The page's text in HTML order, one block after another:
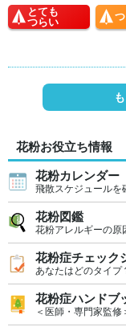
とても
つらい
花粉お役立ち情報
花粉カレンダー
飛散スケジュールを
花粉図鑑
花粉アレルギーの原
花粉症チェック
あなたはどのタイプ
花粉症ハンドブ
＜医師・専門家監